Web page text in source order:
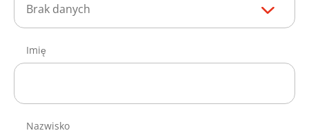
Brak danych
Imię
Nazwisko